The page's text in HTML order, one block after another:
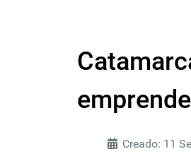
Creado: 11